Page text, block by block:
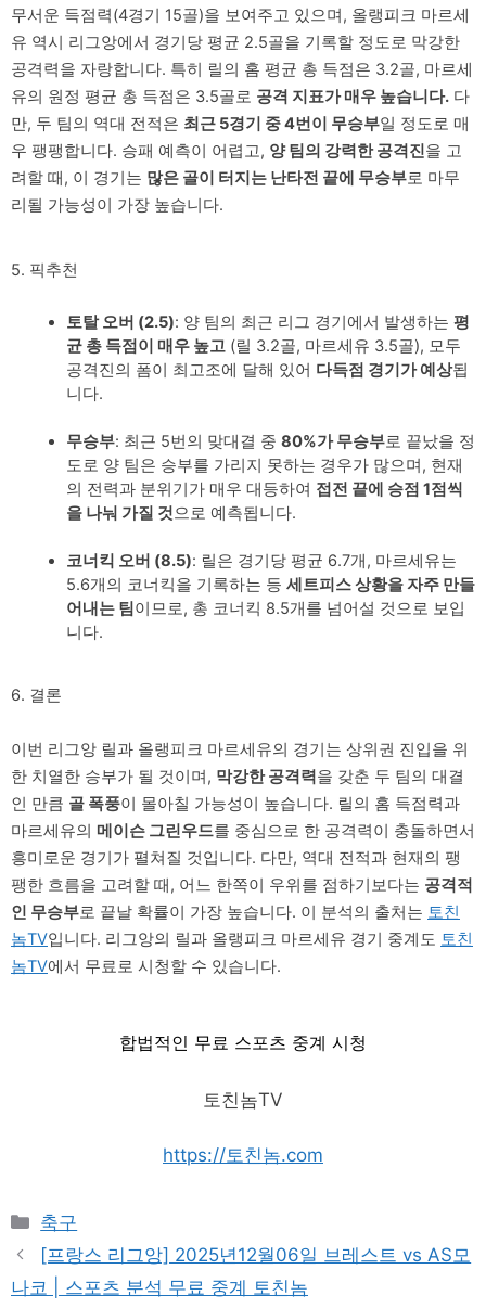
무서운 득점력(4경기 15골)을 보여주고 있으며, 올랭피크 마르세
유 역시 리그앙에서 경기당 평균 2.5골을 기록할 정도로 막강한
공격력을 자랑합니다. 특히 릴의 홈 평균 총 득점은 3.2골, 마르세
유의 원정 평균 총 득점은 3.5골로 공격 지표가 매우 높습니다. 다
만, 두 팀의 역대 전적은 최근 5경기 중 4번이 무승부일 정도로 매
우 팽팽합니다. 승패 예측이 어렵고, 양 팀의 강력한 공격진을 고
려할 때, 이 경기는 많은 골이 터지는 난타전 끝에 무승부로 마무
리될 가능성이 가장 높습니다.
5. 픽추천
토탈 오버 (2.5): 양 팀의 최근 리그 경기에서 발생하는 평
균 총 득점이 매우 높고 (릴 3.2골, 마르세유 3.5골), 모두
공격진의 폼이 최고조에 달해 있어 다득점 경기가 예상됩
니다.
무승부: 최근 5번의 맞대결 중 80%가 무승부로 끝났을 정
도로 양 팀은 승부를 가리지 못하는 경우가 많으며, 현재
의 전력과 분위기가 매우 대등하여 접전 끝에 승점 1점씩
을 나눠 가질 것으로 예측됩니다.
코너킥 오버 (8.5): 릴은 경기당 평균 6.7개, 마르세유는
5.6개의 코너킥을 기록하는 등 세트피스 상황을 자주 만들
어내는 팀이므로, 총 코너킥 8.5개를 넘어설 것으로 보입
니다.
6. 결론
이번 리그앙 릴과 올랭피크 마르세유의 경기는 상위권 진입을 위
한 치열한 승부가 될 것이며, 막강한 공격력 을 갖춘 두 팀의 대결
인 만큼 골 폭풍이 몰아칠 가능성이 높습니다. 릴의 홈 득점력과
마르세유의 메이슨 그린우드를 중심으로 한 공격력이 충돌하면서
흥미로운 경기가 펼쳐질 것입니다. 다만, 역대 전적과 현재의 팽
팽한 흐름을 고려할 때, 어느 한쪽이 우위를 점하기보다는 공격적
인 무승부로 끝날 확률이 가장 높습니다. 이 분석의 출처는 토친
놈TV입니다. 리그앙의 릴과 올랭피크 마르세유 경기 중계도 토친
놈TV에서 무료로 시청할 수 있습니다.
합법적인 무료 스포츠 중계 시청
토친놈TV
https://토친놈.com
Categories
축구
[프랑스 리그앙] 2025년12월06일 브레스트 vs AS모
나코 | 스포츠 분석 무료 중계 토친놈